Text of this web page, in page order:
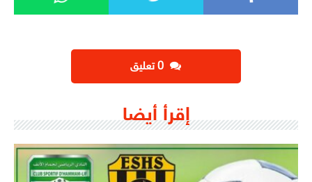
إقرأ أيضا